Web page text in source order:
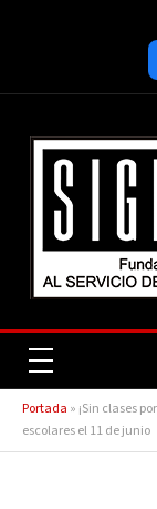
Portada » ¡Sin clases
escolares el 11 de junio